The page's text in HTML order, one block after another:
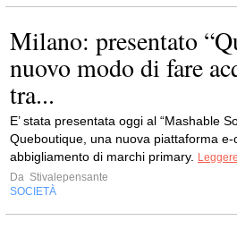
Milano: presentato
nuovo modo di fare
tra...
E’ stata presentata oggi al “Mashable
Queboutique, una nuova piattaforma
abbigliamento di marchi primary.
Da Stivalepensante
SOCIETÀ